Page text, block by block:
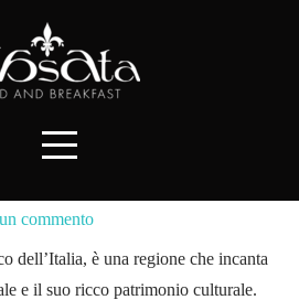
a Settembre:
festa di San Giuseppe
commento
dell’Italia, è una regione che incanta
e il suo ricco patrimonio culturale.